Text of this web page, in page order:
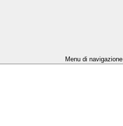
Menu di navigazione